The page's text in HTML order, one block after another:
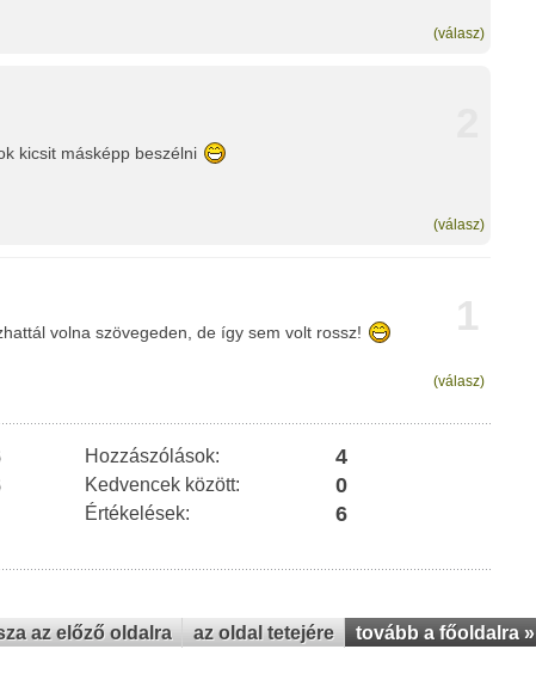
(válasz)
kicsit másképp beszélni
(válasz)
1
volna szövegeden, de így sem volt rossz!
(válasz)
Hozzászólások: 4
Kedvencek között: 0
Értékelések: 6
az előző oldalra az oldal tetejére tovább a főoldalra »